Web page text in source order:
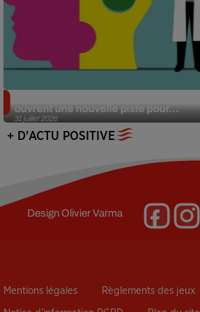
31 juillet 2026
ouvrent une nouvelle piste pour...
+ D'ACTU POSITIVE
DesignOlivier Varma
Mentions légales Règlements des jeux